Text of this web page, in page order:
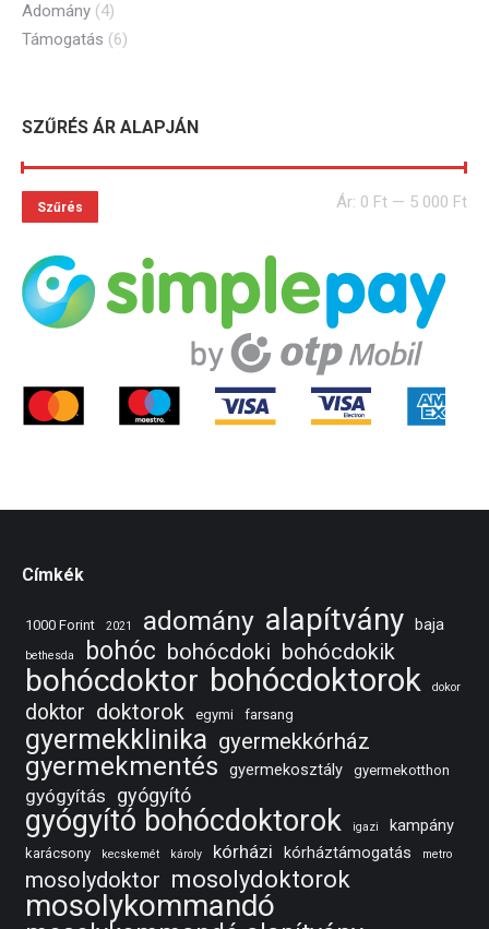
Adomány (4)
Támogatás (6)
SZŰRÉS ÁR ALAPJÁN
Szűrés Ár: 0 Ft — 5 000 Ft
Címkék
1000 Forint 2021 adomány alapítvány baja
bethesda bohóc bohócdoki bohócdokik
bohócdoktor bohócdoktorok dokor
doktor doktorok egymi farsang
gyermekklinika gyermekkórház
gyermekmentés gyermekosztály gyermekotthon
gyógyítás gyógyító
gyógyító bohócdoktorok igazi kampány
karácsony kecskemét károly kórházi kórháztámogatás metro
mosolydoktor mosolydoktorok
mosolykommandó